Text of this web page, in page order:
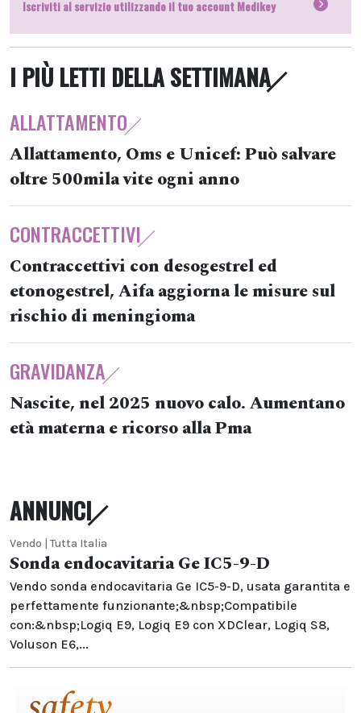
Iscriviti al servizio utilizzando il tuo account Medikey
I PIÙ LETTI DELLA SETTIMANA
ALLATTAMENTO
Allattamento, Oms e Unicef: Può salvare
oltre 500mila vite ogni anno
CONTRACCETTIVI
Contraccettivi con desogestrel ed
etonogestrel, Aifa aggiorna le misure sul
rischio di meningioma
GRAVIDANZA
Nascite, nel 2025 nuovo calo. Aumentano
età materna e ricorso alla Pma
ANNUNCI
Vendo | Tutta Italia
Sonda endocavitaria Ge IC5-9-D
Vendo sonda endocavitaria Ge IC5-9-D, usata garantita e
perfettamente funzionante;&nbsp;Compatibile
con:&nbsp;Logiq E9, Logiq E9 con XDClear, Logiq S8,
Voluson E6,...